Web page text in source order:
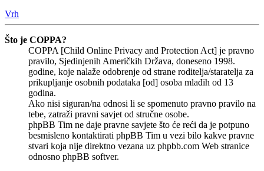
Vrh
Što je COPPA?
COPPA [Child Online Privacy and Protection Act] je pravno
pravilo, Sjedinjenih Američkih Država, doneseno 1998.
godine, koje nalaže odobrenje od strane roditelja/staratelja za
prikupljanje osobnih podataka [od] osoba mlađih od 13
godina.
Ako nisi siguran/na odnosi li se spomenuto pravno pravilo na
tebe, zatraži pravni savjet od stručne osobe.
phpBB Tim ne daje pravne savjete što će reći da je potpuno
besmisleno kontaktirati phpBB Tim u vezi bilo kakve pravne
stvari koja nije direktno vezana uz phpbb.com Web stranice
odnosno phpBB softver.